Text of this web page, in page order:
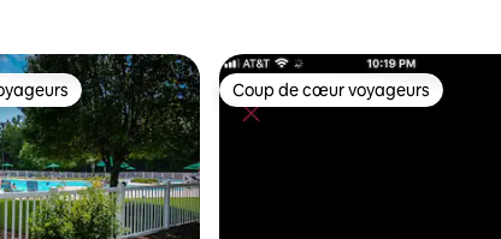
Coup de cœur voyageurs
Coup de cœur voyageurs